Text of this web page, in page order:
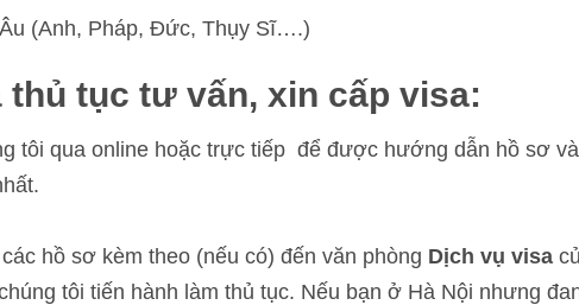
(Anh, Pháp, Đức, Thụy Sĩ….)
thủ tục tư vấn, xin cấp visa:
tôi qua online hoặc trực tiếp để được hướng dẫn hồ sơ
hồ sơ kèm theo (nếu có) đến văn phòng Dịch vụ visa
tôi tiến hành làm thủ tục. Nếu bạn ở Hà Nội nhưng